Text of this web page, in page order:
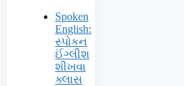
Spoken
English:
સ્પોકન
ઈંગ્લીશ
શીખવા
ક્લાસ